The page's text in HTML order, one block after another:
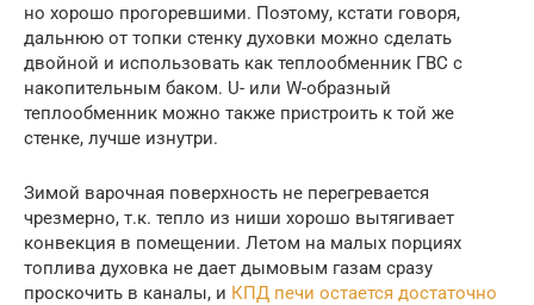
но хорошо прогоревшими. Поэтому, кстати говоря,
дальнюю от топки стенку духовки можно сделать
двойной и использовать как теплообменник ГВС с
накопительным баком. U- или W-образный
теплообменник можно также пристроить к той же
стенке, лучше изнутри.
Зимой варочная поверхность не перегревается
чрезмерно, т.к. тепло из ниши хорошо вытягивает
конвекция в помещении. Летом на малых порциях
топлива духовка не дает дымовым газам сразу
проскочить в каналы, и КПД печи остается достаточно